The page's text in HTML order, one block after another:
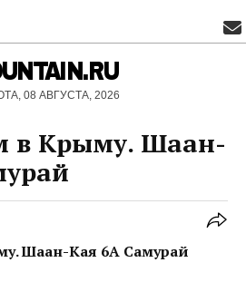
08 АВГУСТА, 2026
в Крыму. Шаан-
Шаан-Кая 6А Самурай